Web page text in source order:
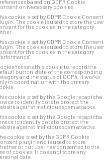
based on GDPR Cookie
on Necessary cookies.
cookie is set by GDPR Cookie Consent
The cookie is used to store the user
for the cookies in the category
cookie is set by GDPR Cookie Consent
The cookie is used to store the user
for the cookies in the category
sets this cookie to record the
button state of the corresponding
and the status of CCPA. It works
in coordination with the primary
cookie is set by the Google recaptcha
to identify bots to protect the
against malicious spam attacks.
cookie is set by the Google recaptcha
to identify bots to protect the
against malicious spam attacks.
cookie is set by the GDPR Cookie
plugin and is used to store
or not user has consented to the
of cookies. It does not store any
data.